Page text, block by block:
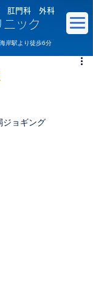
肛門科 外科
ニック
岸駅より徒歩6分
ジョギング